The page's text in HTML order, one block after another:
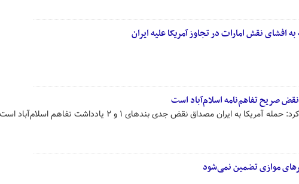
افشای نقش امارات در تجاوز آمریکا علیه ایران
صریح تفاهم‌نامه اسلام‌آباد است
به ایران مصداق نقض جدی بندهای ۱ و ۲ یادداشت تفاهم اسلام‌آباد است.
موازی تضمین نمی‌شود